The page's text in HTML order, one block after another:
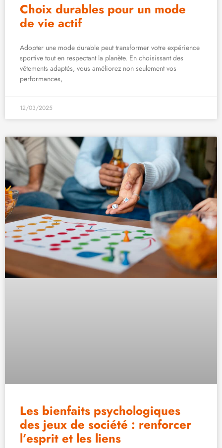
Choix durables pour un mode
de vie actif
Adopter une mode durable peut transformer votre expérience
sportive tout en respectant la planète. En choisissant des
vêtements adaptés, vous améliorez non seulement vos
performances,
12/03/2025
Les bienfaits psychologiques
des jeux de société : renforcer
l’esprit et les liens